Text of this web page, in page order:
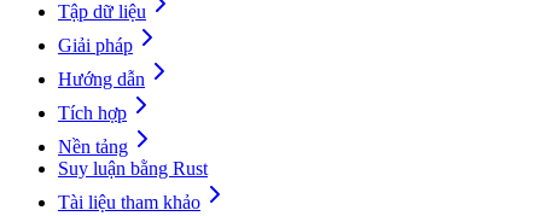
Tập dữ liệu
Giải pháp
Hướng dẫn
Tích hợp
Nền tảng
Suy luận bằng Rust
Tài liệu tham khảo